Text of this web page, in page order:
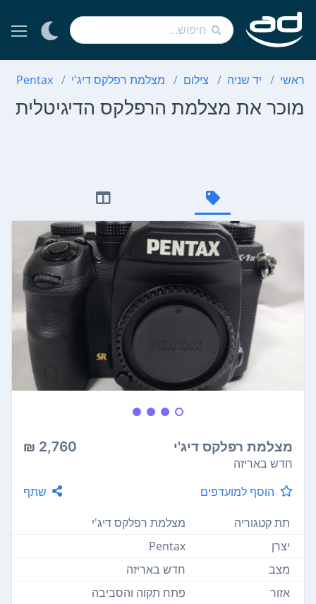
ראשי יד שניה צילום מצלמת רפלקס דיג'י Pentax
מוכר את מצלמת הרפלקס הדיגיטלית
מצלמת רפלקס דיג'י 2,760 ₪
חדש באריזה
הוסף למועדפים
שתף
תת קטגוריה
מצלמת רפלקס דיג'י
יצרן
Pentax
מצב
חדש באריזה
אזור
פתח תקוה והסביבה